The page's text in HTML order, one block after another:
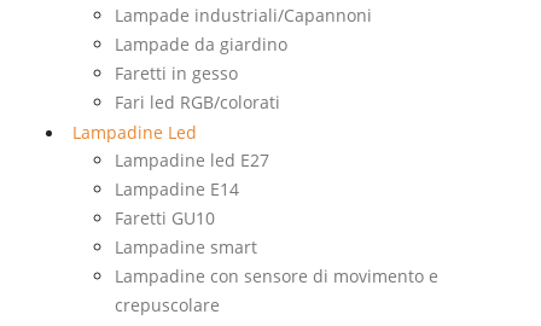
Lampade industriali/Capannoni
Lampade da giardino
Faretti in gesso
Fari led RGB/colorati
Lampadine Led
Lampadine led E27
Lampadine E14
Faretti GU10
Lampadine smart
Lampadine con sensore di movimento e
crepuscolare